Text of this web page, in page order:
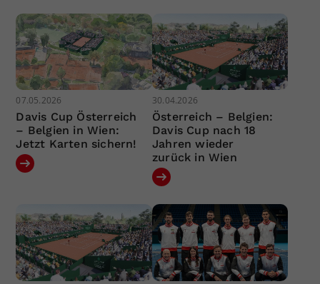
07.05.2026
Davis Cup Österreich
– Belgien in Wien:
Jetzt Karten sichern!
30.04.2026
Österreich – Belgien:
Davis Cup nach 18
Jahren wieder
zurück in Wien